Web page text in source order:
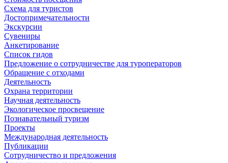
Схема для туристов
Достопримечательности
Экскурсии
Сувениры
Анкетирование
Список гидов
Предложение о сотрудничестве для туроператоров
Обращение с отходами
Деятельность
Охрана территории
Научная деятельность
Экологическое просвещение
Познавательный туризм
Проекты
Международная деятельность
Публикации
Сотрудничество и предложения